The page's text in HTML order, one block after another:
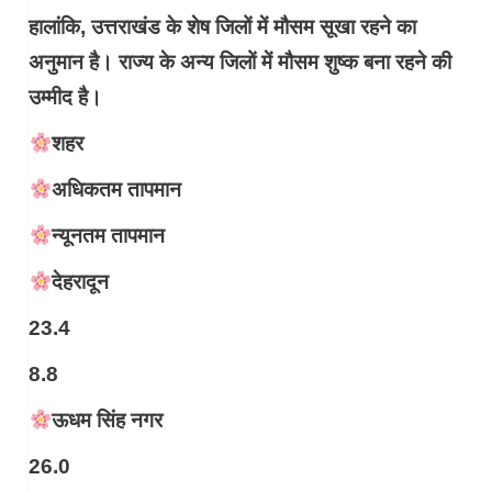
हालांकि, उत्तराखंड के शेष जिलों में मौसम सूखा रहने का
अनुमान है। राज्य के अन्य जिलों में मौसम शुष्क बना रहने की
उम्मीद है।
शहर
अधिकतम तापमान
न्यूनतम तापमान
देहरादून
23.4
8.8
ऊधम सिंह नगर
26.0